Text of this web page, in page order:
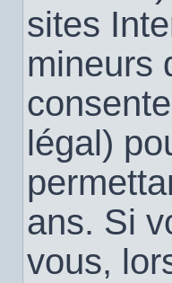
sites
mineurs
légal)
ans. Si
vous,